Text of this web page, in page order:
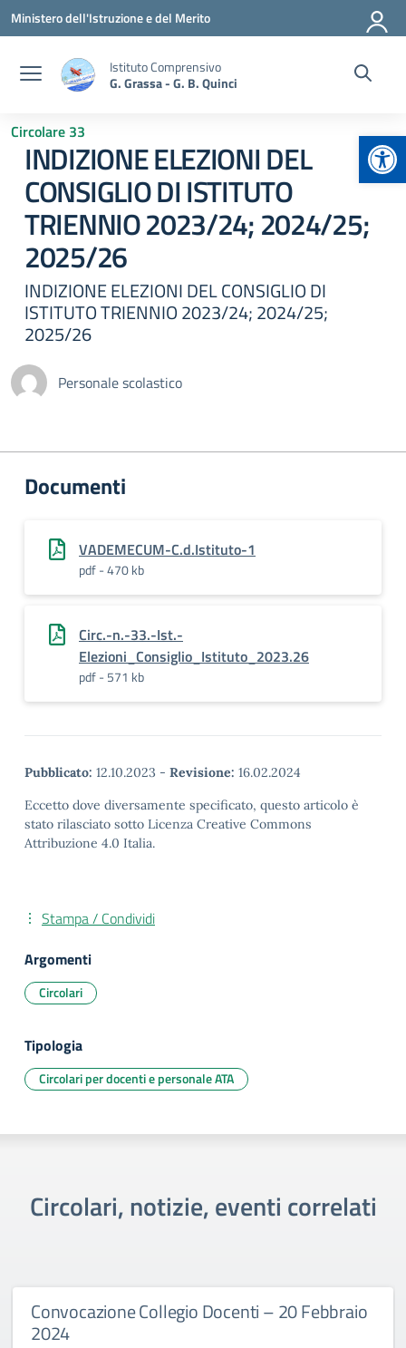
Vai ai contenuti
Vai al menu di navigazione
Vai al footer
Ministero dell'Istruzione e del Merito
Istituto Comprensivo
G. Grassa - G. B. Quinci
Circolare 33
INDIZIONE ELEZIONI DEL
CONSIGLIO DI ISTITUTO
TRIENNIO 2023/24; 2024/25;
2025/26
INDIZIONE ELEZIONI DEL CONSIGLIO DI
ISTITUTO TRIENNIO 2023/24; 2024/25;
2025/26
Personale scolastico
Documenti
VADEMECUM-C.d.Istituto-1
pdf - 470 kb
Circ.-n.-33.-Ist.-
Elezioni_Consiglio_Istituto_2023.26
pdf - 571 kb
Pubblicato: 12.10.2023 - Revisione: 16.02.2024
Eccetto dove diversamente specificato, questo articolo è
stato rilasciato sotto Licenza Creative Commons
Attribuzione 4.0 Italia.
Stampa / Condividi
Argomenti
Circolari
Tipologia
Circolari per docenti e personale ATA
Circolari, notizie, eventi correlati
Convocazione Collegio Docenti – 20 Febbraio
2024